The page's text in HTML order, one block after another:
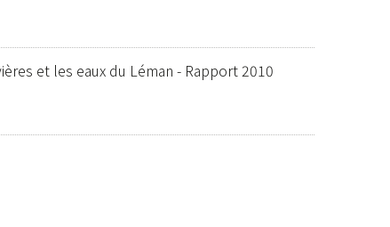
et les eaux du Léman - Rapport 2010